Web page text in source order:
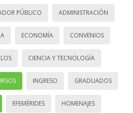
PÚBLICO ADMINISTRACIÓN
ECONOMÍA CONVENIOS
CIENCIA Y TECNOLOGÍA
INGRESO GRADUADOS
EFEMÉRIDES HOMENAJES